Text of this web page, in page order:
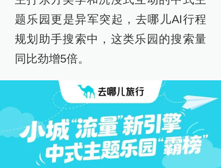
题乐园更是异军突起，去哪儿AI行程
规划助手搜索中，这类乐园的搜索量
同比劲增5倍。